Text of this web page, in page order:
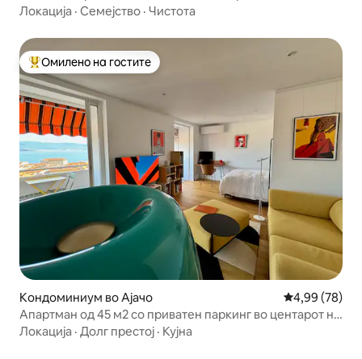
Локација · Семејство · Чистота
Меѓу најуспешните „Омилени на гостите“
Омилено на гостите
Кондоминиум во Ајачо Просечна
4,99 (78)
Апартман од 45 м2 со приватен паркинг во центарот на
градот
Локација · Долг престој · Кујна